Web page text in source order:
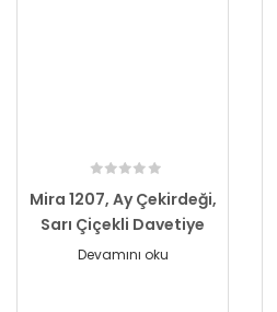
Mira 1207, Ay Çekirdeği,
Sarı Çiçekli Davetiye
Devamını oku